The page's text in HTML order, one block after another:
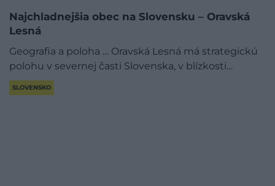
Najchladnejšia obec na Slovensku – Oravská
Lesná
Geografia a poloha … Oravská Lesná má strategickú
polohu v severnej časti Slovenska, v blízkosti…
SLOVENSKO